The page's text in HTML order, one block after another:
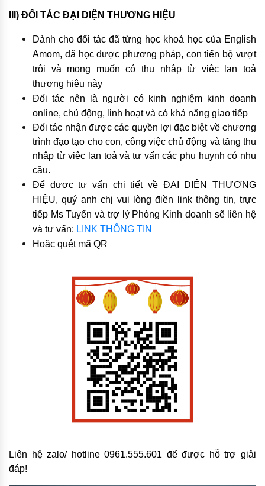
III) ĐỐI TÁC ĐẠI DIỆN THƯƠNG HIỆU
Dành cho đối tác đã từng học khoá học của English
Amom, đã học được phương pháp, con tiến bộ vượt
trội và mong muốn có thu nhập từ việc lan toả
thương hiệu này
Đối tác nên là người có kinh nghiệm kinh doanh
online, chủ động, linh hoạt và có khả năng giao tiếp
Đối tác nhận được các quyền lợi đặc biệt về chương
trình đạo tạo cho con, công việc chủ động và tăng thu
nhập từ việc lan toả và tư vấn các phụ huynh có nhu
cầu.
Để được tư vấn chi tiết về ĐẠI DIỆN THƯƠNG
HIỆU, quý anh chị vui lòng điền link thông tin, trực
tiếp Ms Tuyến và trợ lý Phòng Kinh doanh sẽ liên hệ
và tư vấn: LINK THÔNG TIN
Hoặc quét mã QR
Liên hệ zalo/ hotline 0961.555.601 để được hỗ trợ giải
đáp!